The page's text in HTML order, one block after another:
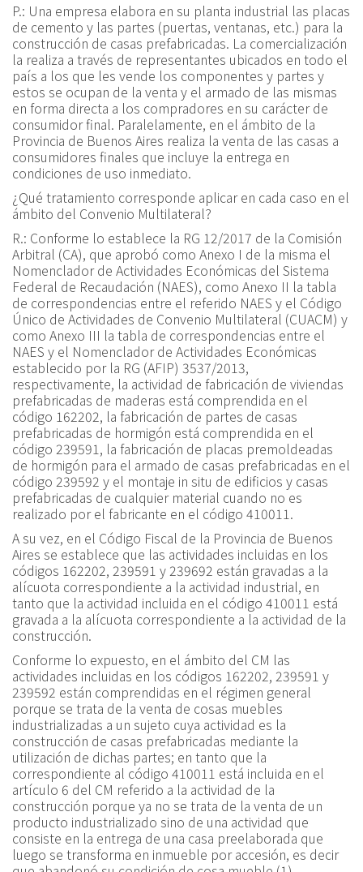
P.: Una empresa elabora en su planta industrial las placas
de cemento y las partes (puertas, ventanas, etc.) para la
construcción de casas prefabricadas. La comercialización
la realiza a través de representantes ubicados en todo el
país a los que les vende los componentes y partes y
estos se ocupan de la venta y el armado de las mismas
en forma directa a los compradores en su carácter de
consumidor final. Paralelamente, en el ámbito de la
Provincia de Buenos Aires realiza la venta de las casas a
consumidores finales que incluye la entrega en
condiciones de uso inmediato.
¿Qué tratamiento corresponde aplicar en cada caso en el
ámbito del Convenio Multilateral?
R.: Conforme lo establece la RG 12/2017 de la Comisión
Arbitral (CA), que aprobó como Anexo I de la misma el
Nomenclador de Actividades Económicas del Sistema
Federal de Recaudación (NAES), como Anexo II la tabla
de correspondencias entre el referido NAES y el Código
Único de Actividades de Convenio Multilateral (CUACM) y
como Anexo III la tabla de correspondencias entre el
NAES y el Nomenclador de Actividades Económicas
establecido por la RG (AFIP) 3537/2013,
respectivamente, la actividad de fabricación de viviendas
prefabricadas de maderas está comprendida en el
código 162202, la fabricación de partes de casas
prefabricadas de hormigón está comprendida en el
código 239591, la fabricación de placas premoldeadas
de hormigón para el armado de casas prefabricadas en el
código 239592 y el montaje in situ de edificios y casas
prefabricadas de cualquier material cuando no es
realizado por el fabricante en el código 410011.
A su vez, en el Código Fiscal de la Provincia de Buenos
Aires se establece que las actividades incluidas en los
códigos 162202, 239591 y 239692 están gravadas a la
alícuota correspondiente a la actividad industrial, en
tanto que la actividad incluida en el código 410011 está
gravada a la alícuota correspondiente a la actividad de la
construcción.
Conforme lo expuesto, en el ámbito del CM las
actividades incluidas en los códigos 162202, 239591 y
239592 están comprendidas en el régimen general
porque se trata de la venta de cosas muebles
industrializadas a un sujeto cuya actividad es la
construcción de casas prefabricadas mediante la
utilización de dichas partes; en tanto que la
correspondiente al código 410011 está incluida en el
artículo 6 del CM referido a la actividad de la
construcción porque ya no se trata de la venta de un
producto industrializado sino de una actividad que
consiste en la entrega de una casa preelaborada que
luego se transforma en inmueble por accesión, es decir